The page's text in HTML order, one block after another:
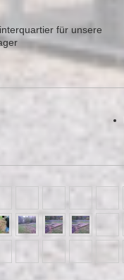
für unsere